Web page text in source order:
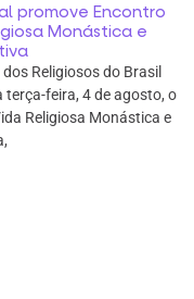
promove Encontro
Monástica e
Religiosos do Brasil
terça-feira, 4 de agosto, o
Religiosa Monástica e